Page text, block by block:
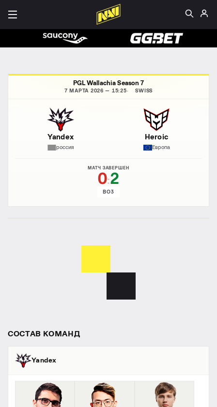
PGL Wallachia Season 7
7 МАРТА 2026 — 15:25 SWISS
Yandex
россия
МАТЧ ЗАВЕРШЕН
0:2
BO3
Heroic
Европа
СОСТАВ КОМАНД
Yandex